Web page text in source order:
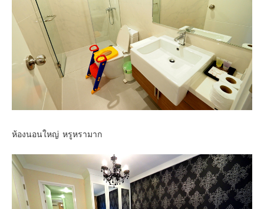
ห้องนอนใหญ่ หรูหรามาก